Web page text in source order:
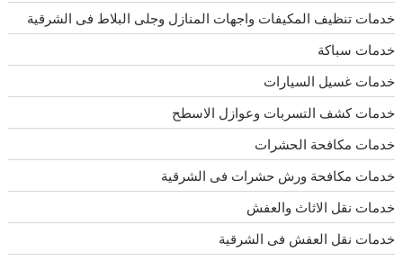
خدمات تنظيف المكيفات واجهات المنازل وجلى البلاط فى الشرقية
خدمات سباكة
خدمات غسيل السيارات
خدمات كشف التسربات وعوازل الاسطح
خدمات مكافحة الحشرات
خدمات مكافحة ورش حشرات فى الشرقية
خدمات نقل الاثاث والعفش
خدمات نقل العفش فى الشرقية